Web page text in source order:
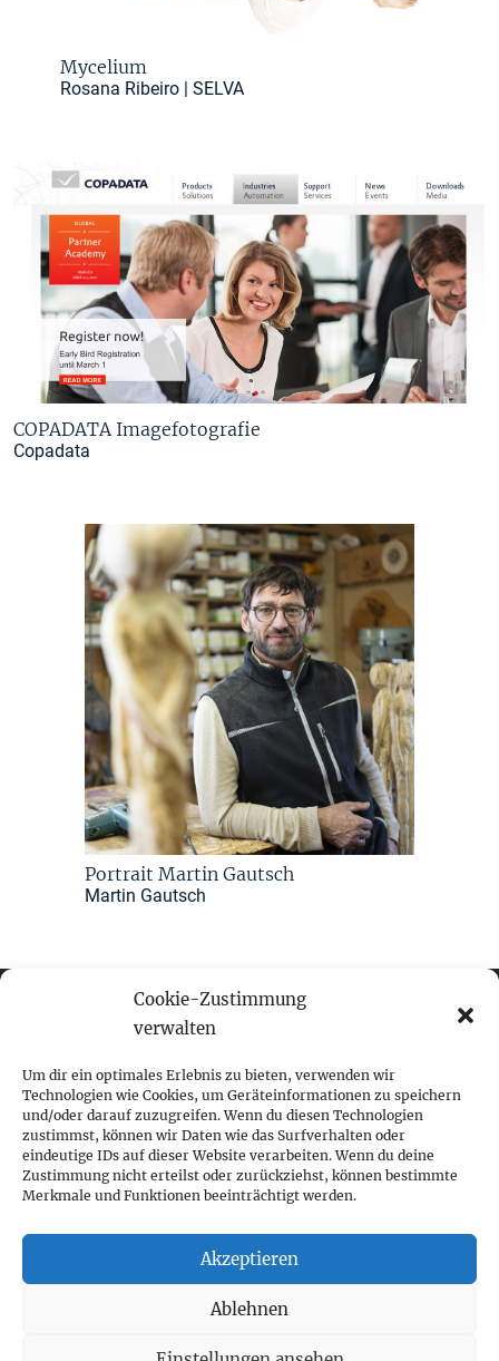
Cookie-Zustimmung
verwalten
Um dir ein optimales Erlebnis zu bieten, verwenden wir
Technologien wie Cookies, um Geräteinformationen zu speichern
und/oder darauf zuzugreifen. Wenn du diesen Technologien
zustimmst, können wir Daten wie das Surfverhalten oder
eindeutige IDs auf dieser Website verarbeiten. Wenn du deine
Zustimmung nicht erteilst oder zurückziehst, können bestimmte
Merkmale und Funktionen beeinträchtigt werden.
Akzeptieren
Ablehnen
Mycelium
Rosana Ribeiro | SELVA
COPADATA Imagefotografie
Copadata
Portrait Martin Gautsch
Martin Gautsch
fokus visuelle kommunikation
Franz-Ofner-Straße 20
A - 5020 Salzburg
+ 43 662 452 083
fokus@fokus-design.com
Impressum